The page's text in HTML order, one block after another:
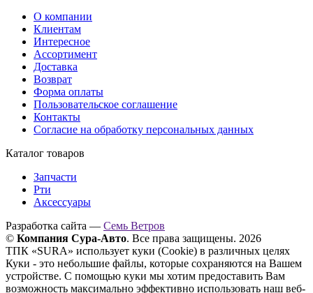
О компании
Клиентам
Интересное
Ассортимент
Доставка
Возврат
Форма оплаты
Пользовательское соглашение
Контакты
Согласие на обработку персональных данных
Каталог товаров
Запчасти
Рти
Аксессуары
Разработка сайта — Семь Ветров
© Компания Сура-Авто. Все права защищены. 2026
ТПК «SURA» использует куки (Cookie) в различных целях
Куки - это небольшие файлы, которые сохраняются на Вашем
устройстве. С помощью куки мы хотим предоставить Вам
возможность максимально эффективно использовать наш веб-